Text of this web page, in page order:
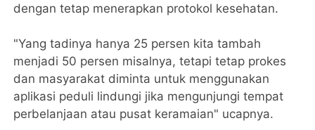
dengan tetap menerapkan protokol kesehatan.
"Yang tadinya hanya 25 persen kita tambah
menjadi 50 persen misalnya, tetapi tetap prokes
dan masyarakat diminta untuk menggunakan
aplikasi peduli lindungi jika mengunjungi tempat
perbelanjaan atau pusat keramaian" ucapnya.